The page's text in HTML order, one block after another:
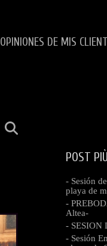
OPINIONES DE MIS
POST
- Sesión
playa de
-
Altea-
- SESION
- Sesión